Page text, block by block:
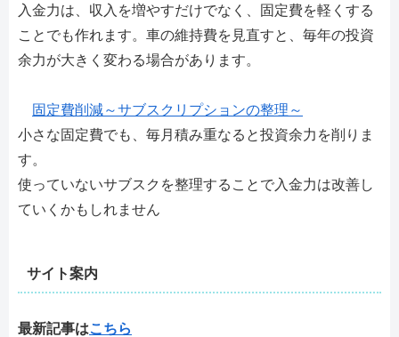
入金力は、収入を増やすだけでなく、固定費を軽くする
ことでも作れます。車の維持費を見直すと、毎年の投資
余力が大きく変わる場合があります。
固定費削減～サブスクリプションの整理～
小さな固定費でも、毎月積み重なると投資余力を削りま
す。
使っていないサブスクを整理することで入金力は改善し
ていくかもしれません
サイト案内
最新記事はこちら